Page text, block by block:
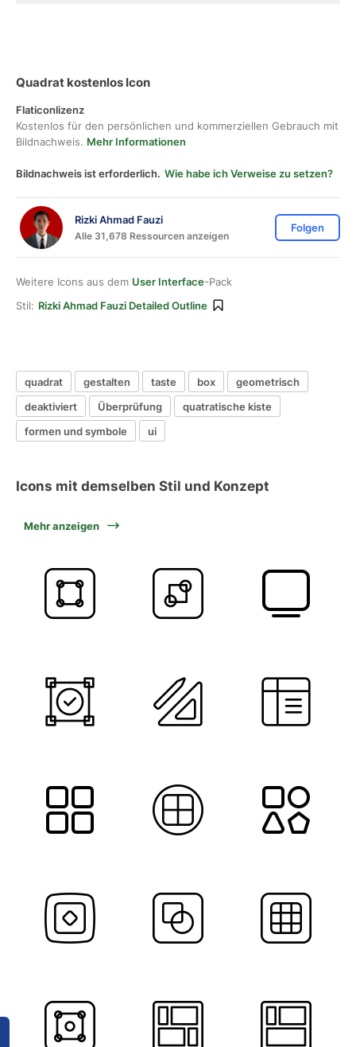
Quadrat kostenlos Icon
Flaticonlizenz
Kostenlos für den persönlichen und kommerziellen Gebrauch mit
Bildnachweis. Mehr Informationen
Bildnachweis ist erforderlich. Wie habe ich Verweise zu setzen?
Rizki Ahmad Fauzi
Alle 31,678 Ressourcen anzeigen
Folgen
Weitere Icons aus dem User Interface-Pack
Stil: Rizki Ahmad Fauzi Detailed Outline
quadrat gestalten taste box
geometrisch
deaktiviert
Überprüfung
quatratische kiste
formen und symbole
ui
Icons mit demselben Stil und Konzept
Mehr anzeigen